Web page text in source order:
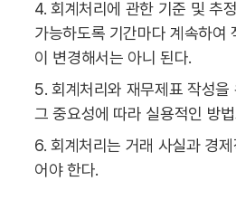
4. 회계처리에 관한 기준 및 추
가능하도록 기간마다 계속하여
이 변경해서는 아니 된다.
5. 회계처리와 재무제표 작성
그 중요성에 따라 실용적인 방
6. 회계처리는 거래 사실과 경
어야 한다.